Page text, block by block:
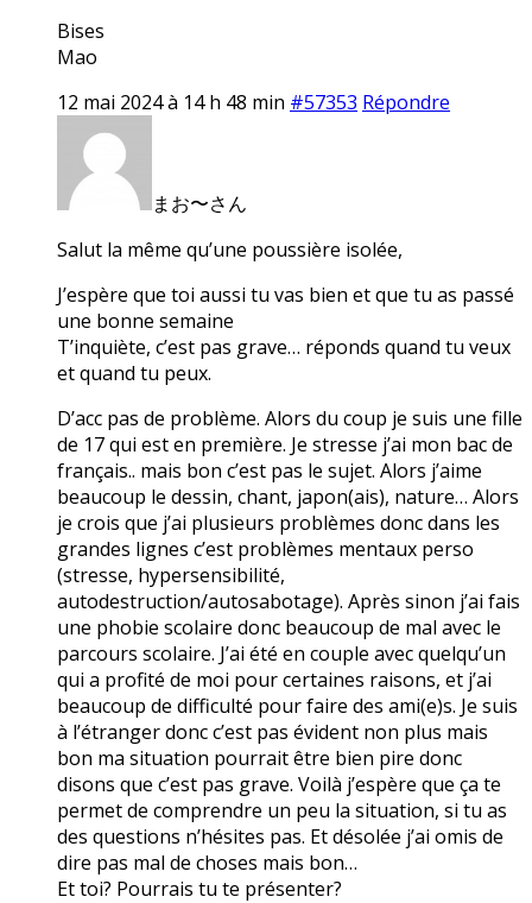
Bises
Mao
12 mai 2024 à 14 h 48 min #57353 Répondre
まお〜さん
Salut la même qu’une poussière isolée,
J’espère que toi aussi tu vas bien et que tu as passé
une bonne semaine
T’inquiète, c’est pas grave… réponds quand tu veux
et quand tu peux.
D’acc pas de problème. Alors du coup je suis une fille
de 17 qui est en première. Je stresse j’ai mon bac de
français.. mais bon c’est pas le sujet. Alors j’aime
beaucoup le dessin, chant, japon(ais), nature… Alors
je crois que j’ai plusieurs problèmes donc dans les
grandes lignes c’est problèmes mentaux perso
(stresse, hypersensibilité,
autodestruction/autosabotage). Après sinon j’ai fais
une phobie scolaire donc beaucoup de mal avec le
parcours scolaire. J’ai été en couple avec quelqu’un
qui a profité de moi pour certaines raisons, et j’ai
beaucoup de difficulté pour faire des ami(e)s. Je suis
à l’étranger donc c’est pas évident non plus mais
bon ma situation pourrait être bien pire donc
disons que c’est pas grave. Voilà j’espère que ça te
permet de comprendre un peu la situation, si tu as
des questions n’hésites pas. Et désolée j’ai omis de
dire pas mal de choses mais bon…
Et toi? Pourrais tu te présenter?